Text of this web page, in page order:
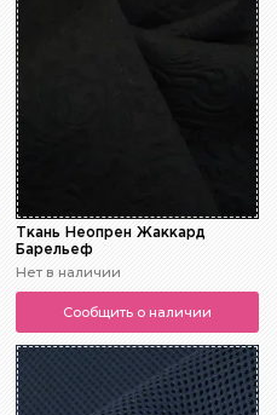
Ткань Неопрен Жаккард
Барельеф
Нет в наличии
Сообщить о наличии